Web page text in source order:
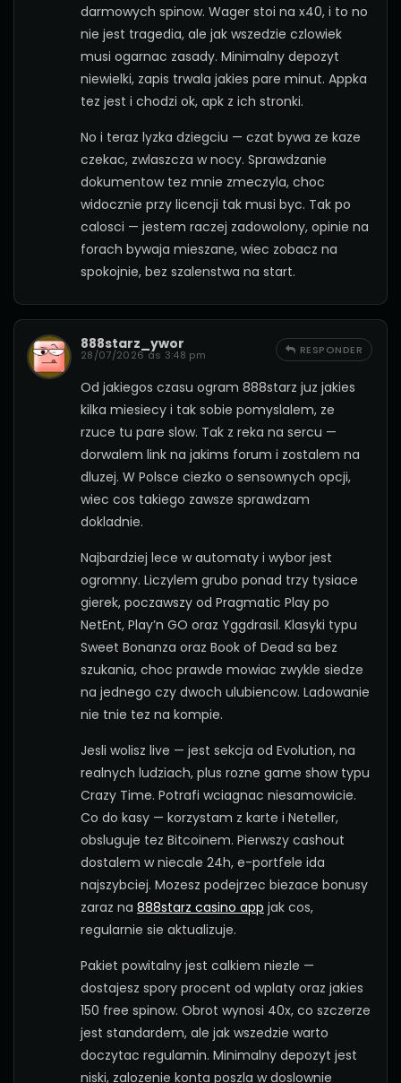
darmowych spinow. Wager stoi na x40, i to no
nie jest tragedia, ale jak wszedzie czlowiek
musi ogarnac zasady. Minimalny depozyt
niewielki, zapis trwala jakies pare minut. Appka
tez jest i chodzi ok, apk z ich stronki.
No i teraz lyzka dziegciu — czat bywa ze kaze
czekac, zwlaszcza w nocy. Sprawdzanie
dokumentow tez mnie zmeczyla, choc
widocznie przy licencji tak musi byc. Tak po
calosci — jestem raczej zadowolony, opinie na
forach bywaja mieszane, wiec zobacz na
spokojnie, bez szalenstwa na start.
888starz_ywor
28/07/2026 às 3:48 pm
Od jakiegos czasu ogram 888starz juz jakies
kilka miesiecy i tak sobie pomyslalem, ze
rzuce tu pare slow. Tak z reka na sercu —
dorwalem link na jakims forum i zostalem na
dluzej. W Polsce ciezko o sensownych opcji,
wiec cos takiego zawsze sprawdzam
dokladnie.
Najbardziej lece w automaty i wybor jest
ogromny. Liczylem grubo ponad trzy tysiace
gierek, poczawszy od Pragmatic Play po
NetEnt, Play’n GO oraz Yggdrasil. Klasyki typu
Sweet Bonanza oraz Book of Dead sa bez
szukania, choc prawde mowiac zwykle siedze
na jednego czy dwoch ulubiencow. Ladowanie
nie tnie tez na kompie.
Jesli wolisz live — jest sekcja od Evolution, na
realnych ludziach, plus rozne game show typu
Crazy Time. Potrafi wciagnac niesamowicie.
Co do kasy — korzystam z karte i Neteller,
obsluguje tez Bitcoinem. Pierwszy cashout
dostalem w niecale 24h, e-portfele ida
najszybciej. Mozesz podejrzec biezace bonusy
zaraz na 888starz casino app jak cos,
regularnie sie aktualizuje.
Pakiet powitalny jest calkiem niezle —
dostajesz spory procent od wplaty oraz jakies
150 free spinow. Obrot wynosi 40x, co szczerze
jest standardem, ale jak wszedzie warto
doczytac regulamin. Minimalny depozyt jest
niski, zalozenie konta poszla w doslownie
RESPONDER